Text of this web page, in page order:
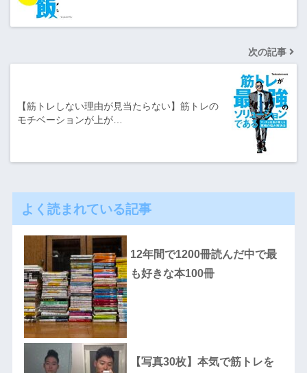
次の記事
【筋トレしない理由が見当たらない】筋トレの
モチベーションが上が…
よく読まれている記事
12年間で1200冊読んだ中で最
も好きな本100冊
【写真30枚】本気で筋トレを